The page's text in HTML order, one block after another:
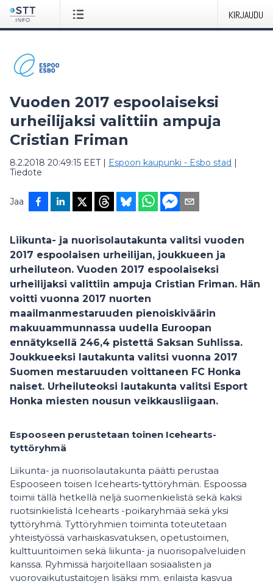
KIRJAUDU
Vuoden 2017 espoolaiseksi
urheilijaksi valittiin ampuja
Cristian Friman
8.2.2018 20:49:15 EET| Espoon kaupunki - Esbo stad |
Tiedote
Jaa
Liikunta- ja nuorisolautakunta valitsi vuoden
2017 espoolaisen urheilijan, joukkueen ja
urheiluteon. Vuoden 2017 espoolaiseksi
urheilijaksi valittiin ampuja Cristian Friman. Hän
voitti vuonna 2017 nuorten
maailmanmestaruuden pienoiskiväärin
makuuammunnassa uudella Euroopan
ennätyksellä 246,4 pistettä Saksan Suhlissa.
Joukkueeksi lautakunta valitsi vuonna 2017
Suomen mestaruuden voittaneen FC Honka
naiset. Urheiluteoksi lautakunta valitsi Esport
Honka miesten nousun veikkausliigaan.
Espooseen perustetaan toinen Icehearts-
tyttöryhmä
Liikunta- ja nuorisolautakunta päätti perustaa
Espooseen toisen Icehearts-tyttöryhmän. Espoossa
toimii tällä hetkellä neljä suomenkielistä sekä kaksi
ruotsinkielistä Icehearts -poikaryhmää sekä yksi
tyttöryhmä. Tyttöryhmien toiminta toteutetaan
yhteistyössä varhaiskasvatuksen, opetustoimen,
kulttuuritoimen sekä liikunta- ja nuorisopalveluiden
kanssa. Ryhmissä harjoitellaan sosiaalisten ja
vuorovaikutustaitojen lisäksi mm. erilaista kasvua